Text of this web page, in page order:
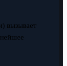
вызывает